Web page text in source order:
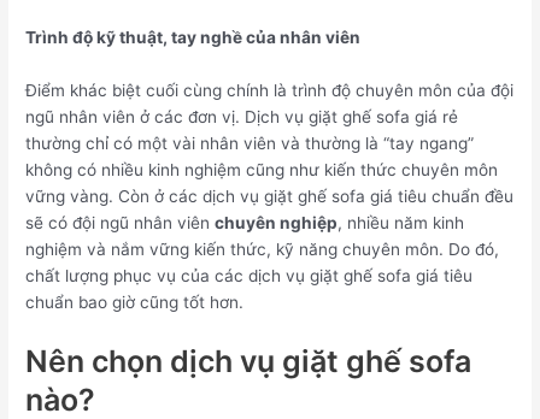
Trình độ kỹ thuật, tay nghề của nhân viên
Điểm khác biệt cuối cùng chính là trình độ chuyên môn của đội
ngũ nhân viên ở các đơn vị. Dịch vụ giặt ghế sofa giá rẻ
thường chỉ có một vài nhân viên và thường là “tay ngang”
không có nhiều kinh nghiệm cũng như kiến thức chuyên môn
vững vàng. Còn ở các dịch vụ giặt ghế sofa giá tiêu chuẩn đều
sẽ có đội ngũ nhân viênchuyên nghiệp, nhiều năm kinh
nghiệm và nắm vững kiến thức, kỹ năng chuyên môn. Do đó,
chất lượng phục vụ của các dịch vụ giặt ghế sofa giá tiêu
chuẩn bao giờ cũng tốt hơn.
Nên chọn dịch vụ giặt ghế sofa
nào?